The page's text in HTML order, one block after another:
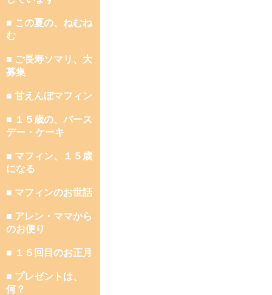
■ この夏の、ねむね
む
■ ご長寿ソマリ、大
募集
■ 甘えんぼマフィン
■ １５歳の、バース
デー・ケーキ
■ マフィン、１５歳
になる
■ マフィンのお世話
■ アレン・ママから
のお便り
■ １５回目のお正月
■ プレゼントは、
何？